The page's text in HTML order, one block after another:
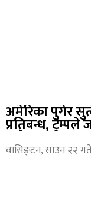
अमेरिका पुगेर
प्रतिबन्ध, ट्रम्पले
आदेश
वासिङ्टन, साउन २२ गते